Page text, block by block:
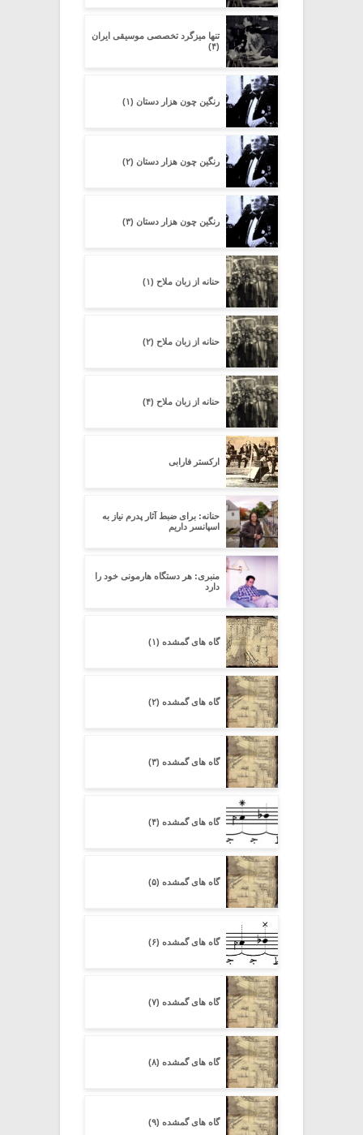
تنها میزگرد تخصصی موسیقی ایران
(۴)
رنگین چون هزار دستان (۱)
رنگین چون هزار دستان (۲)
رنگین چون هزار دستان (۳)
حنانه از زبان ملاح (۱)
حنانه از زبان ملاح (۲)
حنانه از زبان ملاح (۴)
ارکستر فارابی
حنانه: برای ضبط آثار پدرم نیاز به
اسپانسر داریم
منبری: هر دستگاه هارمونی خود را
دارد
گاه های گمشده (۱)
گاه های گمشده (۲)
گاه های گمشده (۳)
گاه های گمشده (۴)
گاه های گمشده (۵)
گاه های گمشده (۶)
گاه های گمشده (۷)
گاه های گمشده (۸)
گاه های گمشده (۹)